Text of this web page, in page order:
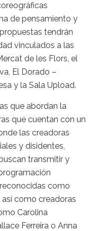
de pensamiento y
tendrán
vinculados a las
de les Flors, el
El Dorado –
y la Sala Upload.
que abordan la
que cuentan con un
las creadoras
y disidentes,
transmitir y
como
así como creadoras
Carolina
Ferreira o Anna